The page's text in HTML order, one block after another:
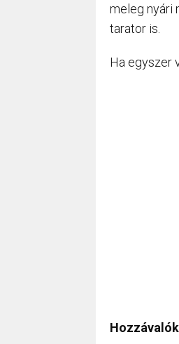
meleg nyári
tarator is.
Ha egyszer